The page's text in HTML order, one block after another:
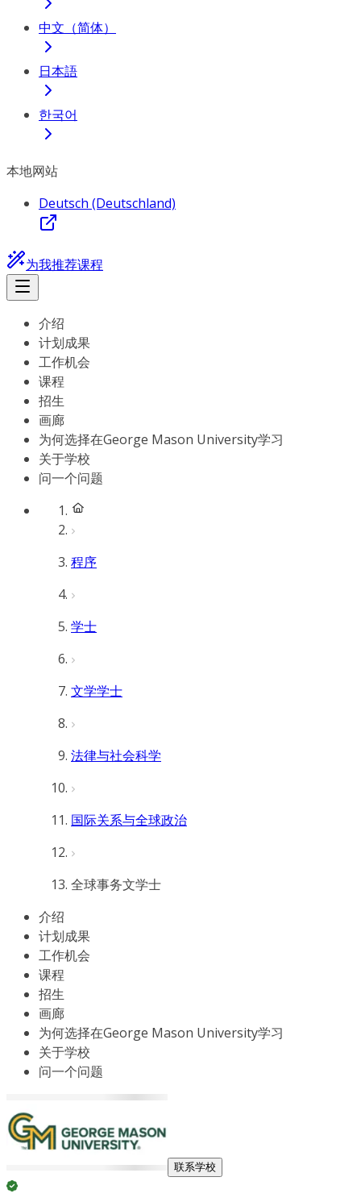
中文（简体）
日本語
한국어
本地网站
Deutsch (Deutschland)
为我推荐课程
介绍
计划成果
工作机会
课程
招生
画廊
为何选择在George Mason University学习
关于学校
问一个问题
程序
学士
文学学士
法律与社会科学
国际关系与全球政治
全球事务文学士
介绍
计划成果
工作机会
课程
招生
画廊
为何选择在George Mason University学习
关于学校
问一个问题
联系学校